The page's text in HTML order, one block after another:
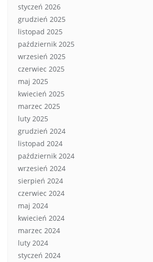
styczeń 2026
grudzień 2025
listopad 2025
październik 2025
wrzesień 2025
czerwiec 2025
maj 2025
kwiecień 2025
marzec 2025
luty 2025
grudzień 2024
listopad 2024
październik 2024
wrzesień 2024
sierpień 2024
czerwiec 2024
maj 2024
kwiecień 2024
marzec 2024
luty 2024
styczeń 2024